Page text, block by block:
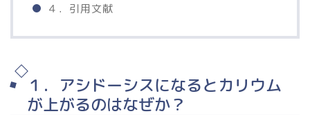
４．引用文献
１．アシドーシスになるとカリウム
が上がるのはなぜか？